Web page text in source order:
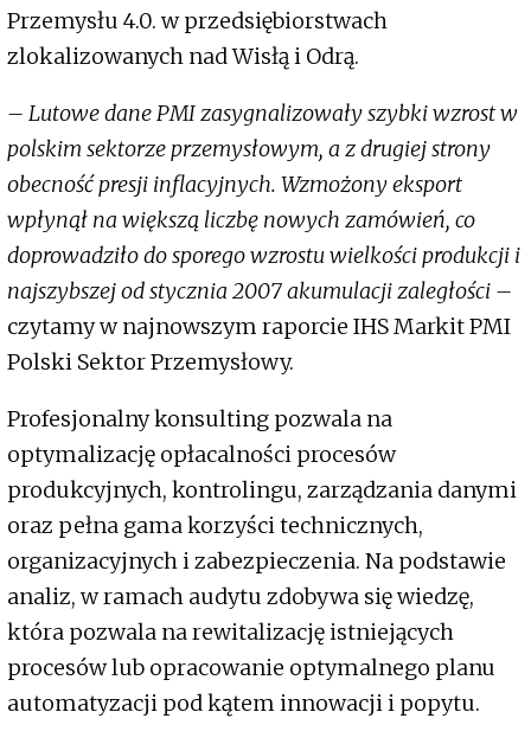
Przemysłu 4.0. w przedsiębiorstwach
zlokalizowanych nad Wisłą i Odrą.
– Lutowe dane PMI zasygnalizowały szybki wzrost w
polskim sektorze przemysłowym, a z drugiej strony
obecność presji inflacyjnych. Wzmożony eksport
wpłynął na większą liczbę nowych zamówień, co
doprowadziło do sporego wzrostu wielkości produkcji i
najszybszej od stycznia 2007 akumulacji zaległości –
czytamy w najnowszym raporcie IHS Markit PMI
Polski Sektor Przemysłowy.
Profesjonalny konsulting pozwala na
optymalizację opłacalności procesów
produkcyjnych, kontrolingu, zarządzania danymi
oraz pełna gama korzyści technicznych,
organizacyjnych i zabezpieczenia. Na podstawie
analiz, w ramach audytu zdobywa się wiedzę,
która pozwala na rewitalizację istniejących
procesów lub opracowanie optymalnego planu
automatyzacji pod kątem innowacji i popytu.